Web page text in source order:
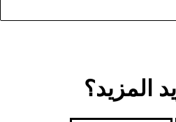
المزيد؟